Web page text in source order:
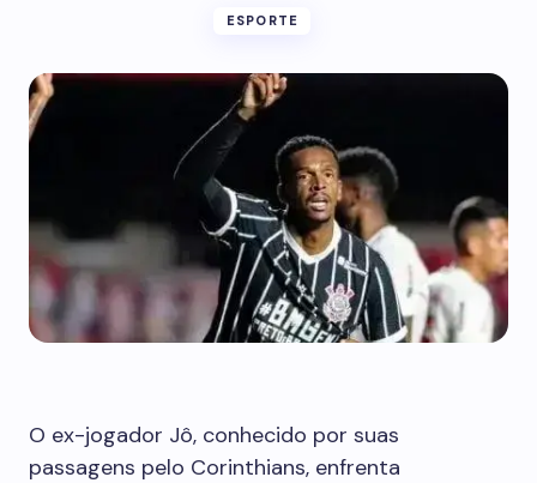
ESPORTE
O ex-jogador Jô, conhecido por suas
passagens pelo Corinthians, enfrenta